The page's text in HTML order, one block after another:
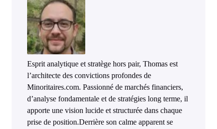
Esprit analytique et stratège hors pair, Thomas est
l’architecte des convictions profondes de
Minoritaires.com. Passionné de marchés financiers,
d’analyse fondamentale et de stratégies long terme, il
apporte une vision lucide et structurée dans chaque
prise de position.Derrière son calme apparent se